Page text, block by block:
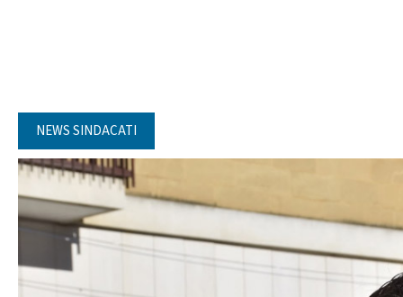
NEWS SINDACATI